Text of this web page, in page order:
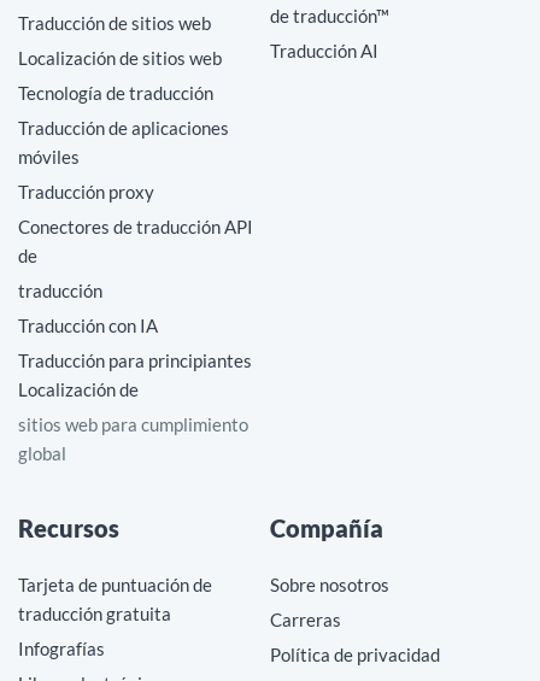
Traducción de sitios web
Localización de sitios web
Tecnología de traducción
Traducción de aplicaciones
móviles
Traducción proxy
Conectores de traducción API
de
traducción
Traducción con IA
Traducción para principiantes
Localización de
sitios web para cumplimiento
global
de traducción™
Traducción AI
Recursos
Tarjeta de puntuación de
traducción gratuita
Infografías
Compañía
Sobre nosotros
Carreras
Política de privacidad